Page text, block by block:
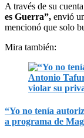
A través de su
es Guerra”, envió
mencionó que solo
Mira también:
“Yo no tenía
a programa de